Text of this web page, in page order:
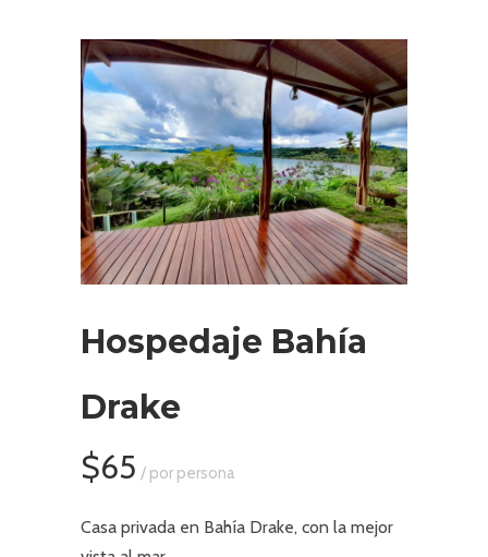
Hospedaje Bahía
Drake
$65 / por persona
Casa privada en Bahía Drake, con la mejor